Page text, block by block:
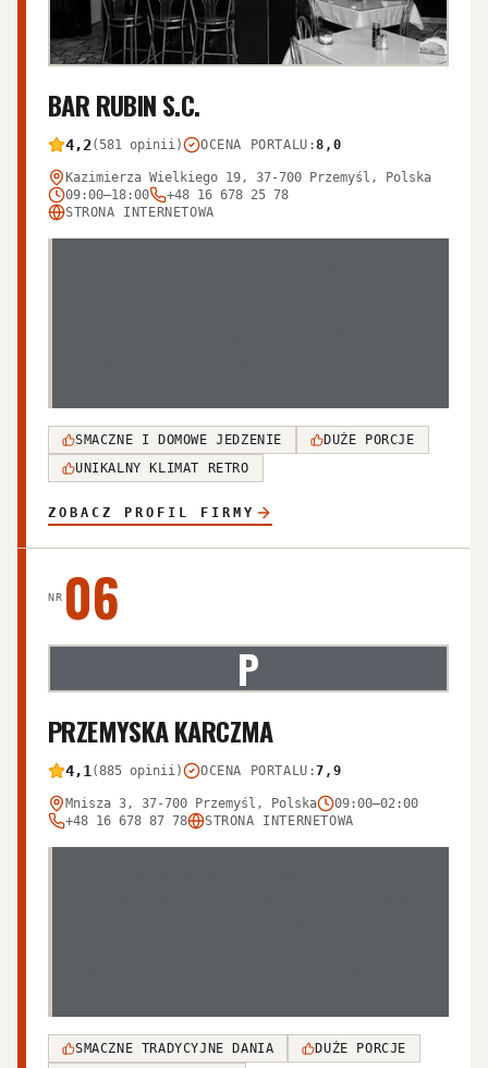
BAR RUBIN S.C.
4,2(581 opinii) OCENA PORTALU :8,0
Kazimierza Wielkiego 19, 37-700 Przemyśl, Polska
09:00–18:00
+48 16 678 25 78
STRONA INTERNETOWA
SMACZNE I DOMOWE JEDZENIE
DUŻE PORCJE
UNIKALNY KLIMAT RETRO
ZOBACZ PROFIL FIRMY
NR 06
P
PRZEMYSKA KARCZMA
4,1 (885 opinii) OCENA PORTALU :7,9
Mnisza 3, 37-700 Przemyśl, Polska
09:00–02:00
+48 16 678 87 78
STRONA INTERNETOWA
SMACZNE TRADYCYJNE DANIA
DUŻE PORCJE